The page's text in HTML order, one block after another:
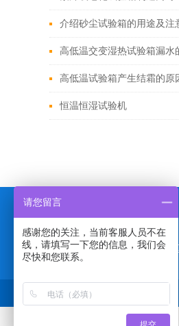
介绍砂尘试验箱的用途及注
高低温试验箱产生结霜的原
恒温恒湿试验机
上海市奉贤
请您留言
感谢您的关注，当前客服人员不在
线，请填写一下您的信息，我们会
尽快和您联系。